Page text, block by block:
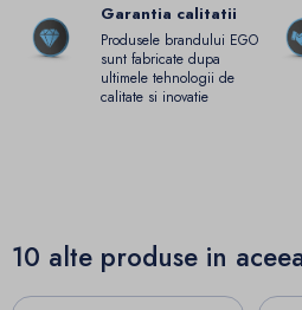
Garantia calitatii
Produsele brandului EGO
sunt fabricate dupa
ultimele tehnologii de
calitate si inovatie
10 alte produse in